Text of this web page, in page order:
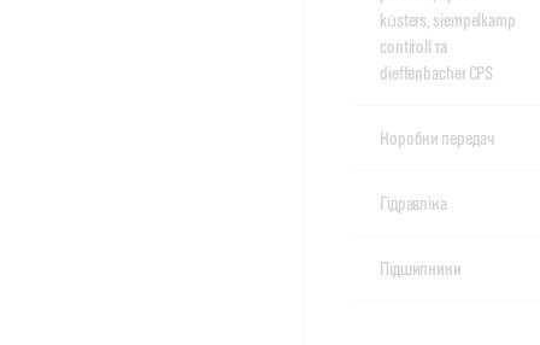
küsters, siempelkamp
contiroll та
dieffenbacher CPS
Коробки передач
Гідравліка
Підшипники